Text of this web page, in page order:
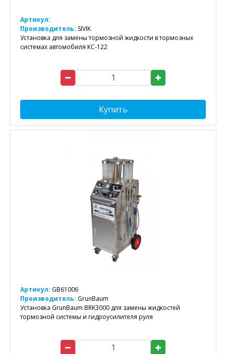
Артикул:
Производитель: SIVIK
Установка для замены тормозной жидкости в тормозных
системах автомобиля КС-122
Купить
Артикул: GB61006
Производитель: GrunBaum
Установка GrunBaum BRK3000 для замены жидкостей
тормозной системы и гидроусилителя руля